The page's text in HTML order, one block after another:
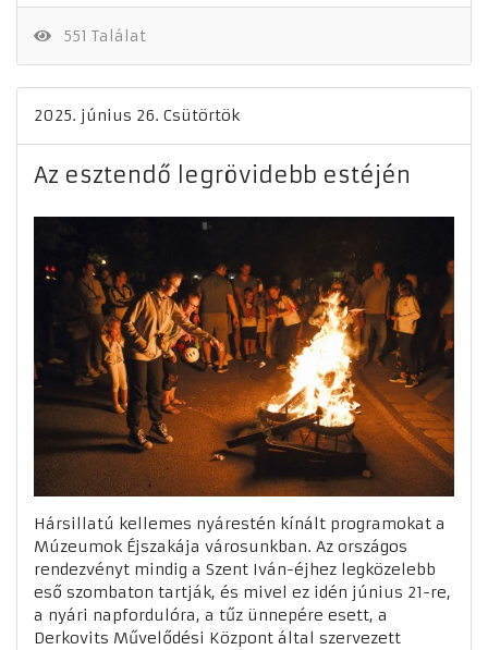
551 Találat
2025. június 26. Csütörtök
Az esztendő legrövidebb estéjén
Hársillatú kellemes nyárestén kínált programokat a
Múzeumok Éjszakája városunkban. Az országos
rendezvényt mindig a Szent Iván-éjhez legközelebb
eső szombaton tartják, és mivel ez idén június 21-re,
a nyári napfordulóra, a tűz ünnepére esett, a
Derkovits Művelődési Központ által szervezett